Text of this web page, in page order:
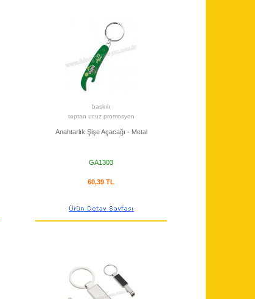
baskılı
toptan ucuz promosyon
Anahtarlık Şişe Açacağı - Metal
GA1303
60,39 TL